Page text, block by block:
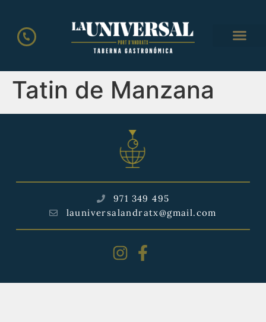
Tatin de Manzana
971 349 495
launiversalandratx@gmail.com